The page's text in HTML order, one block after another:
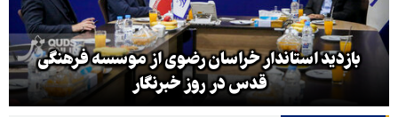
بازدید استاندار خراسان رضوی از موسسه فرهنگی
قدس در روز خبرنگار